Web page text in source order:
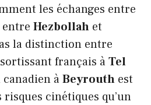
les échanges entre
entre Hezbollah et
la distinction entre
français àTel
àBeyrouth est
risques cinétiques qu’un